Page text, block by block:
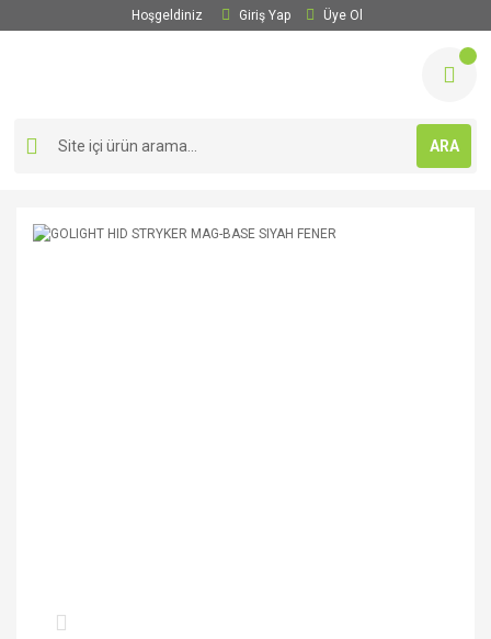
Hoşgeldiniz Giriş Yap Üye Ol
ARA